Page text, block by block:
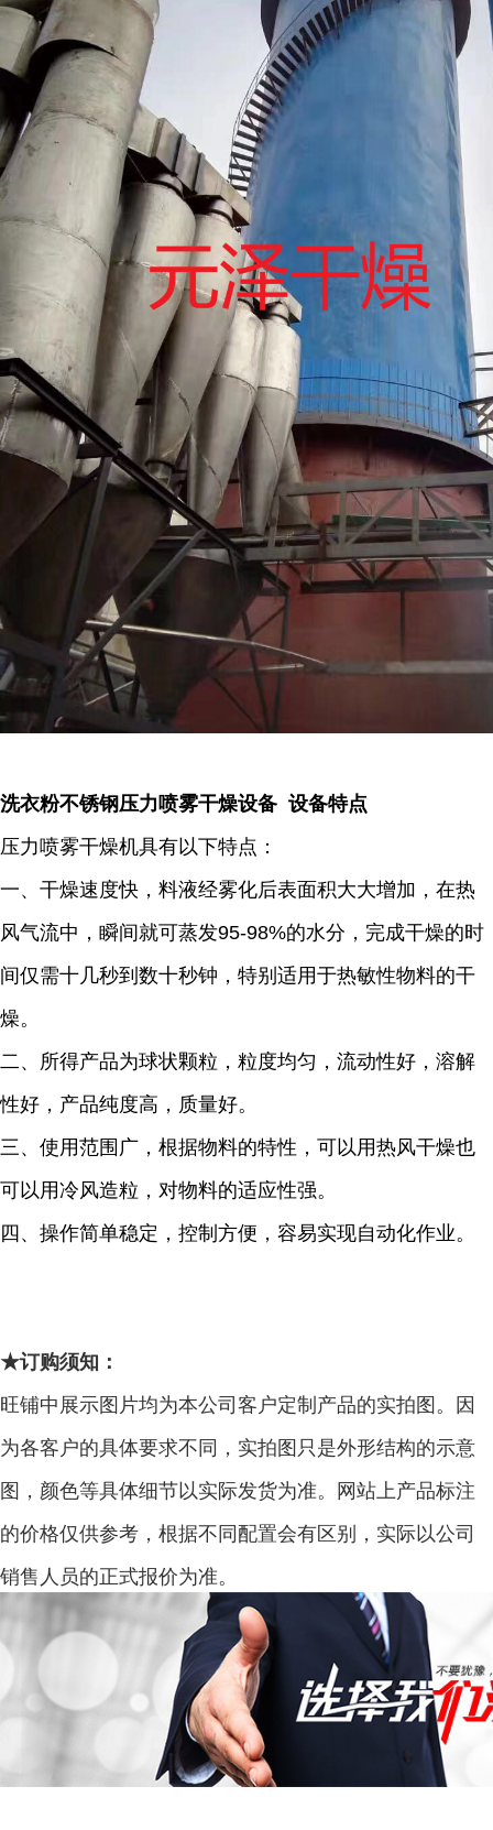
洗衣粉不锈钢压力喷雾干燥设备 设备特点
压力喷雾干燥机具有以下特点：
一、干燥速度快，料液经雾化后表面积大大增加，在热
风气流中，瞬间就可蒸发95-98%的水分，完成干燥的时
间仅需十几秒到数十秒钟，特别适用于热敏性物料的干
燥。
二、所得产品为球状颗粒，粒度均匀，流动性好，溶解
性好，产品纯度高，质量好。
三、使用范围广，根据物料的特性，可以用热风干燥也
可以用冷风造粒，对物料的适应性强。
四、操作简单稳定，控制方便，容易实现自动化作业。
★订购须知 ：
旺铺中展示图片均为本公司客户定制产品的实拍图。因
为各客户的具体要求不同，实拍图只是外形结构的示意
图，颜色等具体细节以实际发货为准。网站上产品标注
的价格仅供参考，根据不同配置会有区别，实际以公司
销售人员的正式报价为准。